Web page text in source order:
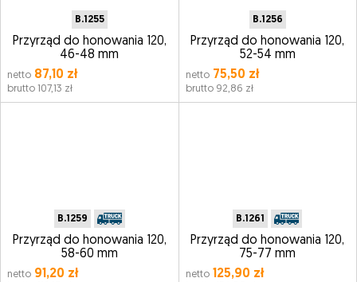
B.1255
Przyrząd do honowania 120,
46-48 mm
netto 87,10 zł
brutto 107,13 zł
B.1256
Przyrząd do honowania 120,
52-54 mm
netto75,50 zł
brutto 92,86 zł
B.1259
Przyrząd do honowania 120,
58-60 mm
netto 91,20 zł
B.1261
Przyrząd do honowania 120,
75-77 mm
netto125,90 zł